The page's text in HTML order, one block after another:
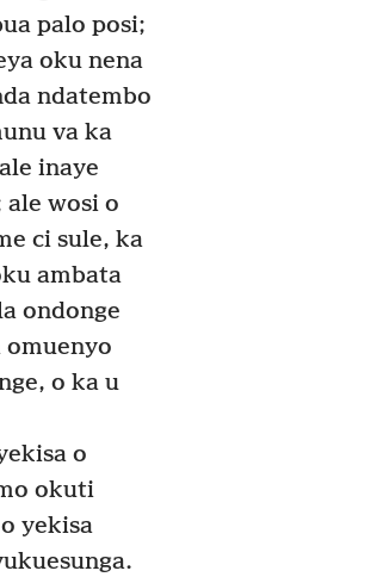
palo posi;
oku nena
ndatembo
va ka
inaye
ale wosi o
ci sule, ka
ambata
ondonge
omuenyo
o ka u
o
okuti
yekisa